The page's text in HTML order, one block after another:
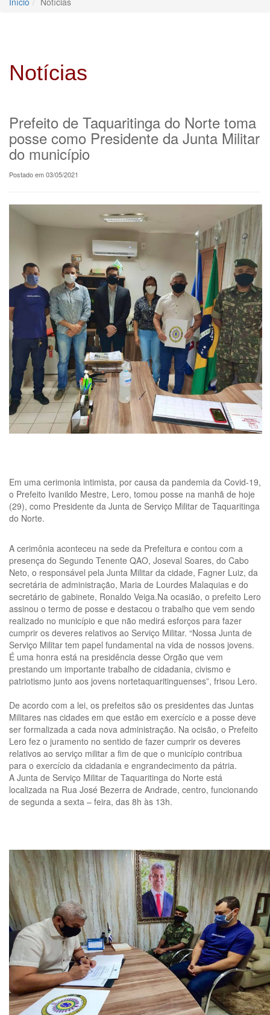
Notícias
Prefeito de Taquaritinga do Norte toma
posse como Presidente da Junta Militar
do município
Postado em 03/05/2021
Em uma cerimonia intimista, por causa da pandemia da Covid-19,
o Prefeito Ivanildo Mestre, Lero, tomou posse na manhã de hoje
(29), como Presidente da Junta de Serviço Militar de Taquaritinga
do Norte.
A cerimônia aconteceu na sede da Prefeitura e contou com a
presença do Segundo Tenente QAO, Joseval Soares, do Cabo
Neto, o responsável pela Junta Militar da cidade, Fagner Luiz, da
secretária de administração, Maria de Lourdes Malaquias e do
secretário de gabinete, Ronaldo Veiga.Na ocasião, o prefeito Lero
assinou o termo de posse e destacou o trabalho que vem sendo
realizado no município e que não medirá esforços para fazer
cumprir os deveres relativos ao Serviço Militar. “Nossa Junta de
Serviço Militar tem papel fundamental na vida de nossos jovens.
É uma honra está na presidência desse Orgão que vem
prestando um importante trabalho de cidadania, civismo e
patriotismo junto aos jovens nortetaquaritinguenses”, frisou Lero.
De acordo com a lei, os prefeitos são os presidentes das Juntas
Militares nas cidades em que estão em exercício e a posse deve
ser formalizada a cada nova administração. Na ocisão, o Prefeito
Lero fez o juramento no sentido de fazer cumprir os deveres
relativos ao serviço militar a fim de que o município contribua
para o exercício da cidadania e engrandecimento da pátria.
A Junta de Serviço Militar de Taquaritinga do Norte está
localizada na Rua José Bezerra de Andrade, centro, funcionando
de segunda a sexta – feira, das 8h às 13h.